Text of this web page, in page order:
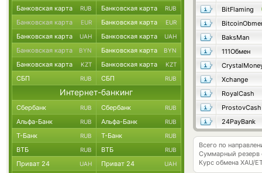
BitFlaming
BaksMan
111Обмен
Xchange
RoyalCash
ProstovCash
24PayBank
Всего по
Суммарный резерв
Курс обмена XAU/
Банковская карта RUB Банковская карта RUB
Банковская карта EUR Банковская карта EUR
Банковская карта UAH Банковская карта UAH
Банковская карта BYN Банковская карта BYN
Банковская карта KZT Банковская карта KZT
СБП RUB СБП RUB
Интернет-банкинг
Сбербанк RUB Сбербанк RUB
Альфа-Банк RUB Альфа-Банк RUB
Т-Банк RUB Т-Банк RUB
ВТБ RUB ВТБ RUB
Приват 24 UAH Приват 24 UAH